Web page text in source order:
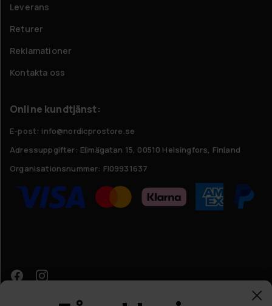
Leverans
Returer
Reklamationer
Kontakta oss
Online kundtjänst:
E-post: info@nordicprostore.se
Adressuppgifter: Elimägatan 15, 00510 Helsingfors, Finland
Organisationsnummer: FI09931637